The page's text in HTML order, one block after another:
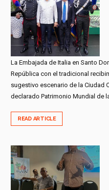
La Embajada de Italia en Santo
República con el tradicional
sugestivo escenario de la Ciudad
declarado Patrimonio Mundial de
READ ARTICLE